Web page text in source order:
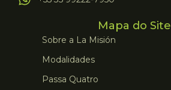
Mapa do Site
Sobre a La Misión
Modalidades
Passa Quatro